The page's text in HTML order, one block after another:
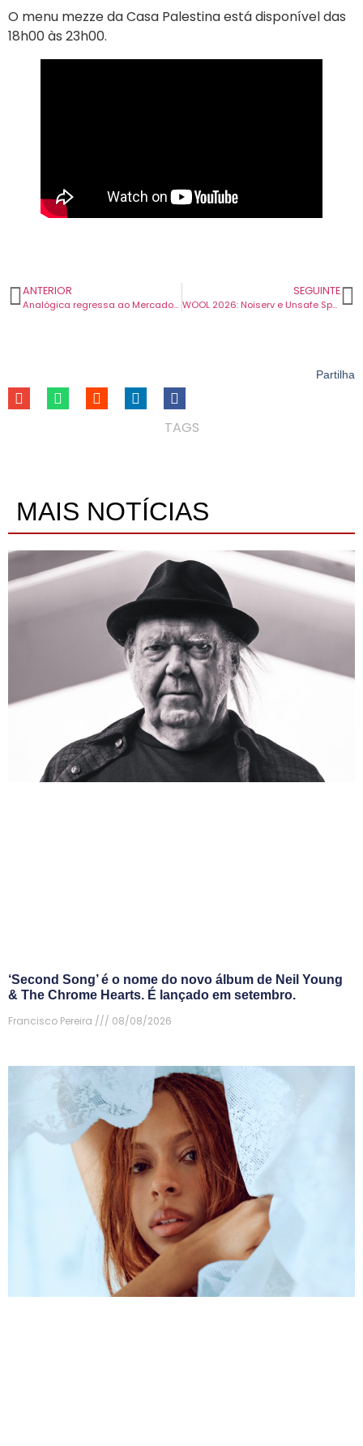
O menu mezze da Casa Palestina está disponível das
18h00 às 23h00.
ANTERIOR
Analógica regressa ao Mercado de Arroios com dois dias dedicados à edição independente e cultura sonora.
SEGUINTE
WOOL 2026: Noiserv e Unsafe Space Garden levam música alternativa à Covilhã.
Partilha
TAGS
MAIS NOTÍCIAS
‘Second Song’ é o nome do novo álbum de Neil Young
& The Chrome Hearts. É lançado em setembro.
Francisco Pereira
08/08/2026